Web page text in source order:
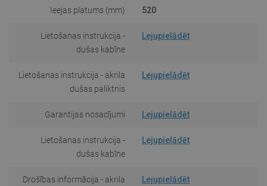
Ieejas platums (mm) 520
Lietošanas instrukcija -
dušas kabīne
Lejupielādēt
Lietošanas instrukcija - akrila
dušas paliktnis
Lejupielādēt
Garantijas nosacījumi Lejupielādēt
Lietošanas instrukcija -
dušas kabīne
Lejupielādēt
Drošības informācija - akrila
Lejupielādēt